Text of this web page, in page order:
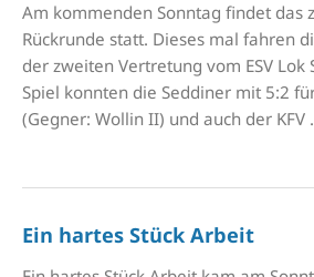
Am kommenden Sonntag findet das
Rückrunde statt. Dieses mal fahren
der zweiten Vertretung vom ESV Lok
Spiel konnten die Seddiner mit 5:2
(Gegner: Wollin II) und auch der KFV
Ein hartes Stück Arbeit